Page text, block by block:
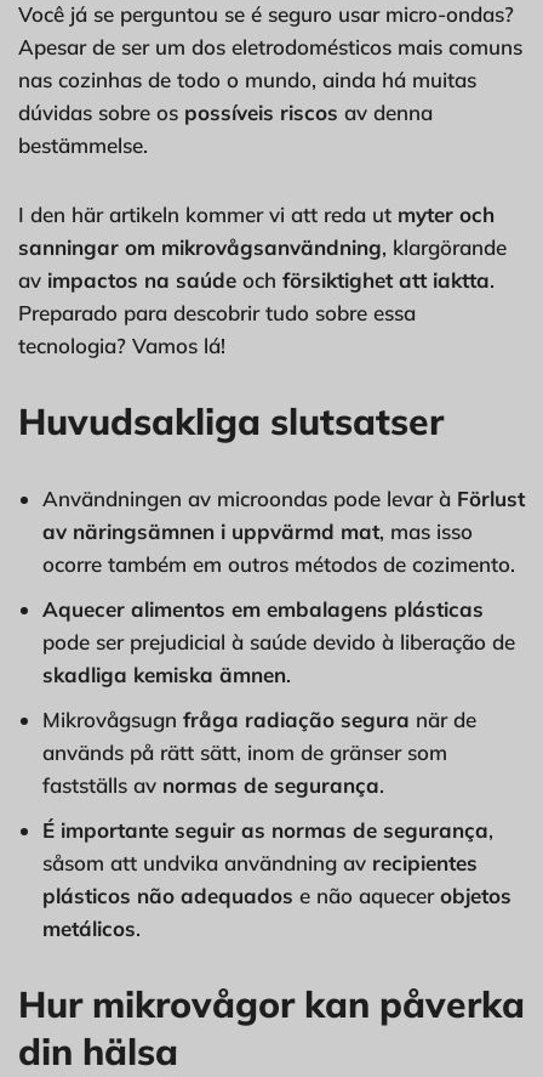
Você já se perguntou se é seguro usar micro-ondas?
Apesar de ser um dos eletrodomésticos mais comuns
nas cozinhas de todo o mundo, ainda há muitas
dúvidas sobre os possíveis riscos av denna
bestämmelse.
I den här artikeln kommer vi att reda ut myter och
sanningar om mikrovågsanvändning, klargörande
av impactos na saúde och försiktighet att iaktta.
Preparado para descobrir tudo sobre essa
tecnologia? Vamos lá!
Huvudsakliga slutsatser
Användningen av microondas pode levar à Förlust
av näringsämnen i uppvärmd mat, mas isso
ocorre também em outros métodos de cozimento.
Aquecer alimentos em embalagens plásticas
pode ser prejudicial à saúde devido à liberação de
skadliga kemiska ämnen.
Mikrovågsugn fråga radiação segura när de
används på rätt sätt, inom de gränser som
fastställs av normas de segurança.
É importante seguir as normas de segurança,
såsom att undvika användning av recipientes
plásticos não adequados e não aquecerobjetos
metálicos.
Hur mikrovågor kan påverka
din hälsa